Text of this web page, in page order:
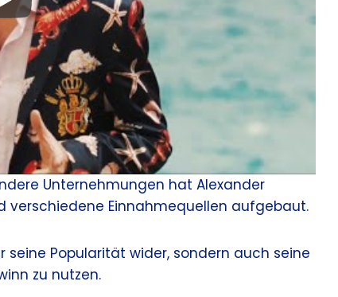
Unternehmungen hat Alexander
Einnahmequellen aufgebaut.
Popularität wider, sondern auch seine
zu nutzen.